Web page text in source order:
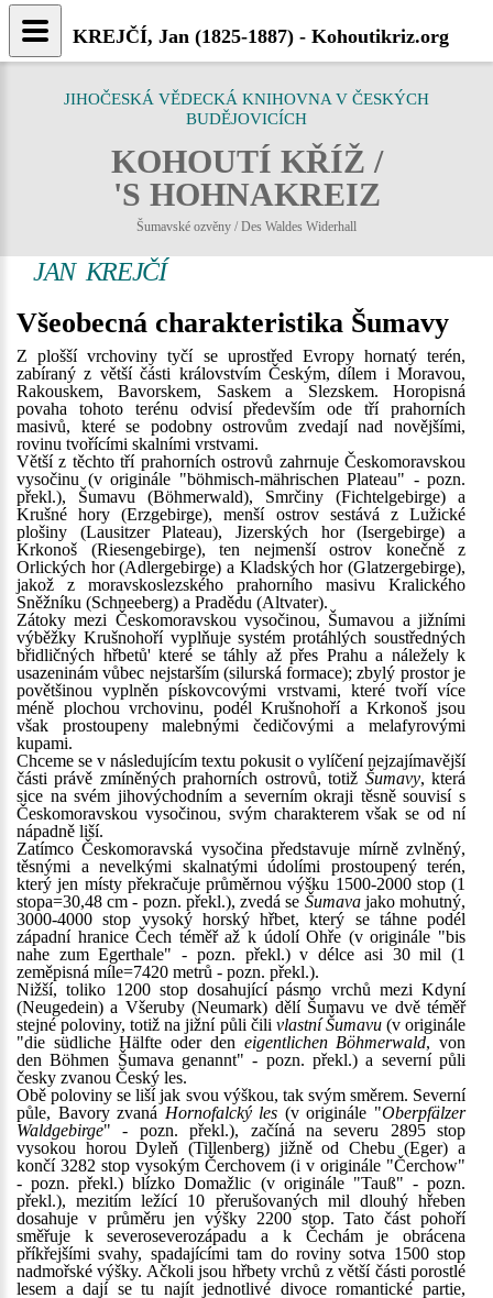
JIHOČESKÁ VĚDECKÁ KNIHOVNA V ČESKÝCH
BUDĚJOVICÍCH
KOHOUTÍ KŘÍŽ /
'S HOHNAKREIZ
Šumavské ozvěny / Des Waldes Widerhall
JAN KREJČÍ
Všeobecná charakteristika Šumavy
Z plošší vrchoviny tyčí se uprostřed Evropy hornatý terén,
zabíraný z větší části královstvím Českým, dílem i Moravou,
Rakouskem, Bavorskem, Saskem a Slezskem. Horopisná
povaha tohoto terénu odvisí především ode tří prahorních
masivů, které se podobny ostrovům zvedají nad novějšími,
rovinu tvořícími skalními vrstvami.
Větší z těchto tří prahorních ostrovů zahrnuje Českomoravskou
vysočinu (v originále "böhmisch-mährischen Plateau" - pozn.
překl.), Šumavu (Böhmerwald), Smrčiny (Fichtelgebirge) a
Krušné hory (Erzgebirge), menší ostrov sestává z Lužické
plošiny (Lausitzer Plateau), Jizerských hor (Isergebirge) a
Krkonoš (Riesengebirge), ten nejmenší ostrov konečně z
Orlických hor (Adlergebirge) a Kladských hor (Glatzergebirge),
jakož z moravskoslezského prahorního masivu Kralického
Sněžníku (Schneeberg) a Pradědu (Altvater).
Zátoky mezi Českomoravskou vysočinou, Šumavou a jižními
výběžky Krušnohoří vyplňuje systém protáhlých soustředných
břidličných hřbetů' které se táhly až přes Prahu a náležely k
usazeninám vůbec nejstarším (silurská formace); zbylý prostor je
povětšinou vyplněn pískovcovými vrstvami, které tvoří více
méně plochou vrchovinu, podél Krušnohoří a Krkonoš jsou
však prostoupeny malebnými čedičovými a melafyrovými
kupami.
Chceme se v následujícím textu pokusit o vylíčení nejzajímavější
části právě zmíněných prahorních ostrovů, totiž Šumavy, která
sice na svém jihovýchodním a severním okraji těsně souvisí s
Českomoravskou vysočinou, svým charakterem však se od ní
nápadně liší.
Zatímco Českomoravská vysočina představuje mírně zvlněný,
těsnými a nevelkými skalnatými údolími prostoupený terén,
který jen místy překračuje průměrnou výšku 1500-2000 stop (1
stopa=30,48 cm - pozn. překl.), zvedá se Šumavajako mohutný,
3000-4000 stop vysoký horský hřbet, který se táhne podél
západní hranice Čech téměř až k údolí Ohře (v originále "bis
nahe zum Egerthale" - pozn. překl.) v délce asi 30 mil (1
zeměpisná míle=7420 metrů - pozn. překl.).
Nižší, toliko 1200 stop dosahující pásmo vrchů mezi Kdyní
(Neugedein) a Všeruby (Neumark) dělí Šumavu ve dvě téměř
stejné poloviny, totiž na jižní půli čili vlastní Šumavu(v originále
"die südliche Hälfte oder den eigentlichen Böhmerwald, von
den Böhmen Šumava genannt" - pozn. překl.) a severní půli
česky zvanou Český les.
Obě poloviny se liší jak svou výškou, tak svým směrem. Severní
půle, Bavory zvaná Hornofalcký les (v originále "Oberpfälzer
Waldgebirge" - pozn. překl.), začíná na severu 2895 stop
vysokou horou Dyleň (Tillenberg) jižně od Chebu (Eger) a
končí 3282 stop vysokým Čerchovem (i v originále "Čerchow"
- pozn. překl.) blízko Domažlic (v originále "Tauß" - pozn.
překl.), mezitím ležící 10 přerušovaných mil dlouhý hřeben
dosahuje v průměru jen výšky 2200 stop. Tato část pohoří
směřuje k severoseverozápadu a k Čechám je obrácena
příkřejšími svahy, spadajícími tam do roviny sotva 1500 stop
nadmořské výšky. Ačkoli jsou hřbety vrchů z větší části porostlé
lesem a dají se tu najít jednotlivé divoce romantické partie,
KREJČÍ, Jan (1825-1887) - Kohoutikriz.org